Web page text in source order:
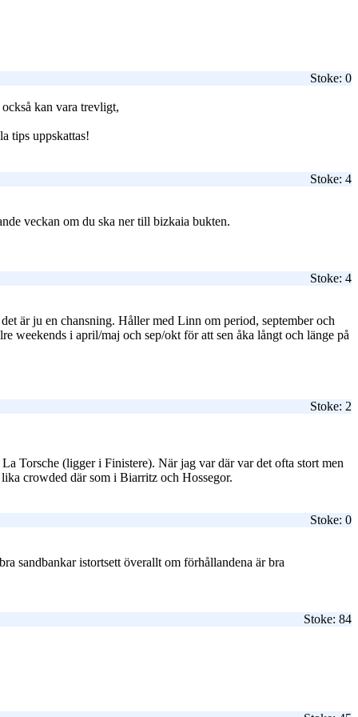
Stoke: 0
kan vara trevligt,
tips uppskattas!
Stoke: 4
veckan om du ska ner till bizkaia bukten.
Stoke: 4
är ju en chansning. Håller med Linn om period, september och
weekends i april/maj och sep/okt för att sen åka långt och länge på
Stoke: 2
Torsche (ligger i Finistere). När jag var där var det ofta stort men
crowded där som i Biarritz och Hossegor.
Stoke: 0
sandbankar istortsett överallt om förhållandena är bra
Stoke: 84